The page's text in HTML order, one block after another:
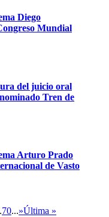
Diego
Mundial
del juicio oral
Tren de
Arturo Prado
de Vasto
70...»Última »